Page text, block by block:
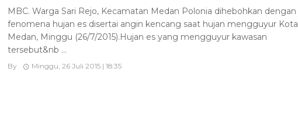
MBC. Warga Sari Rejo, Kecamatan Medan Polonia dihebohkan dengan
fenomena hujan es disertai angin kencang saat hujan mengguyur Kota
Medan, Minggu (26/7/2015).Hujan es yang mengguyur kawasan
tersebut&nb ...
By Minggu, 26 Juli 2015 | 18:35